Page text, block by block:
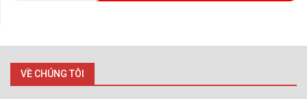
VỀ CHÚNG TÔI